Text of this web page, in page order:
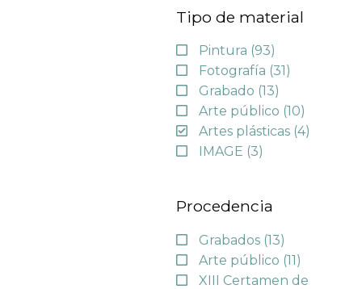
Tipo de material
Pintura (93)
Fotografía (31)
Grabado (13)
Arte público (10)
Artes plásticas (4)
IMAGE (3)
Procedencia
Grabados (13)
Arte público (11)
XIII Certamen de